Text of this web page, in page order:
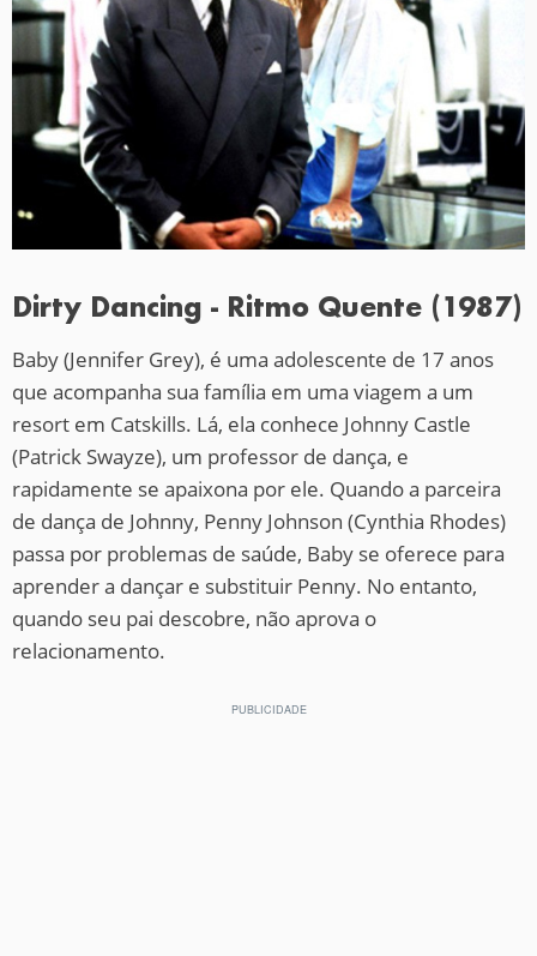
Dirty Dancing - Ritmo Quente (1987)
Baby (Jennifer Grey), é uma adolescente de 17 anos
que acompanha sua família em uma viagem a um
resort em Catskills. Lá, ela conhece Johnny Castle
(Patrick Swayze), um professor de dança, e
rapidamente se apaixona por ele. Quando a parceira
de dança de Johnny, Penny Johnson (Cynthia Rhodes)
passa por problemas de saúde, Baby se oferece para
aprender a dançar e substituir Penny. No entanto,
quando seu pai descobre, não aprova o
relacionamento.